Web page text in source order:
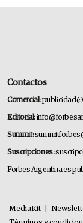
Contactos
Comercial:
Editorial:
Summit:
Suscripciones:
Forbes Argentina es
MediaKit